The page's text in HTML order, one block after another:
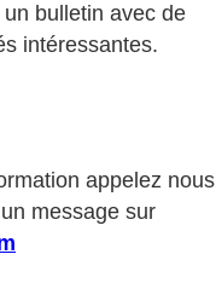
bulletin avec de
intéressantes.
appelez nous
message sur